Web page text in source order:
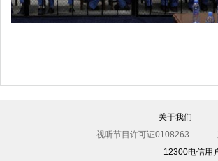
利比亚法庭开审卡扎菲政权高官
关于我们
视听节目许可证0108263
12300电信用